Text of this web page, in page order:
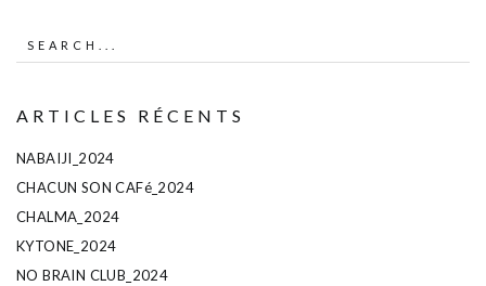
ARTICLES RÉCENTS
NABAIJI_2024
CHACUN SON CAFé_2024
CHALMA_2024
KYTONE_2024
NO BRAIN CLUB_2024